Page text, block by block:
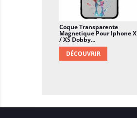
Coque Transparente
Magnetique Pour Iphone X
/ XS Dobby...
DÉCOUVRIR